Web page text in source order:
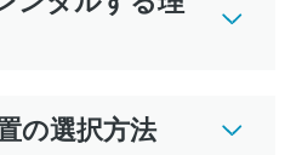
の選択方法